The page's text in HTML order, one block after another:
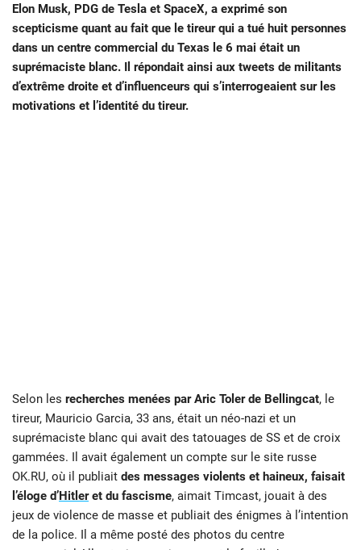
Elon Musk, PDG de Tesla et SpaceX, a exprimé son
scepticisme quant au fait que le tireur qui a tué huit personnes
dans un centre commercial du Texas le 6 mai était un
suprémaciste blanc. Il répondait ainsi aux tweets de militants
d’extrême droite et d’influenceurs qui s’interrogeaient sur les
motivations et l’identité du tireur.
Selon les recherches menées par Aric Toler de Bellingcat, le
tireur, Mauricio Garcia, 33 ans, était un néo-nazi et un
suprémaciste blanc qui avait des tatouages de SS et de croix
gammées. Il avait également un compte sur le site russe
OK.RU, où il publiait des messages violents et haineux, faisait
l’éloge d’Hitleret du fascisme, aimait Timcast, jouait à des
jeux de violence de masse et publiait des énigmes à l’intention
de la police. Il a même posté des photos du centre